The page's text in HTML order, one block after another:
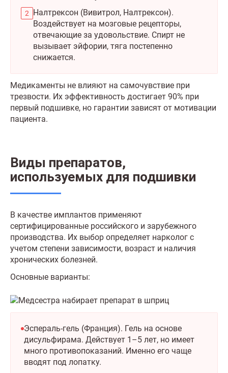
Налтрексон (Вивитрол, Налтрексон).
Воздействует на мозговые рецепторы,
отвечающие за удовольствие. Спирт не
вызывает эйфории, тяга постепенно
снижается.
Медикаменты не влияют на самочувствие при
трезвости. Их эффективность достигает 90% при
первый подшивке, но гарантии зависят от мотивации
пациента.
Виды препаратов,
используемых для подшивки
В качестве имплантов применяют
сертифицированные российского и зарубежного
производства. Их выбор определяет нарколог с
учетом степени зависимости, возраст и наличия
хронических болезней.
Основные варианты:
Эспераль-гель (Франция). Гель на основе
дисульфирама. Действует 1–5 лет, но имеет
много противопоказаний. Именно его чаще
вводят под лопатку.